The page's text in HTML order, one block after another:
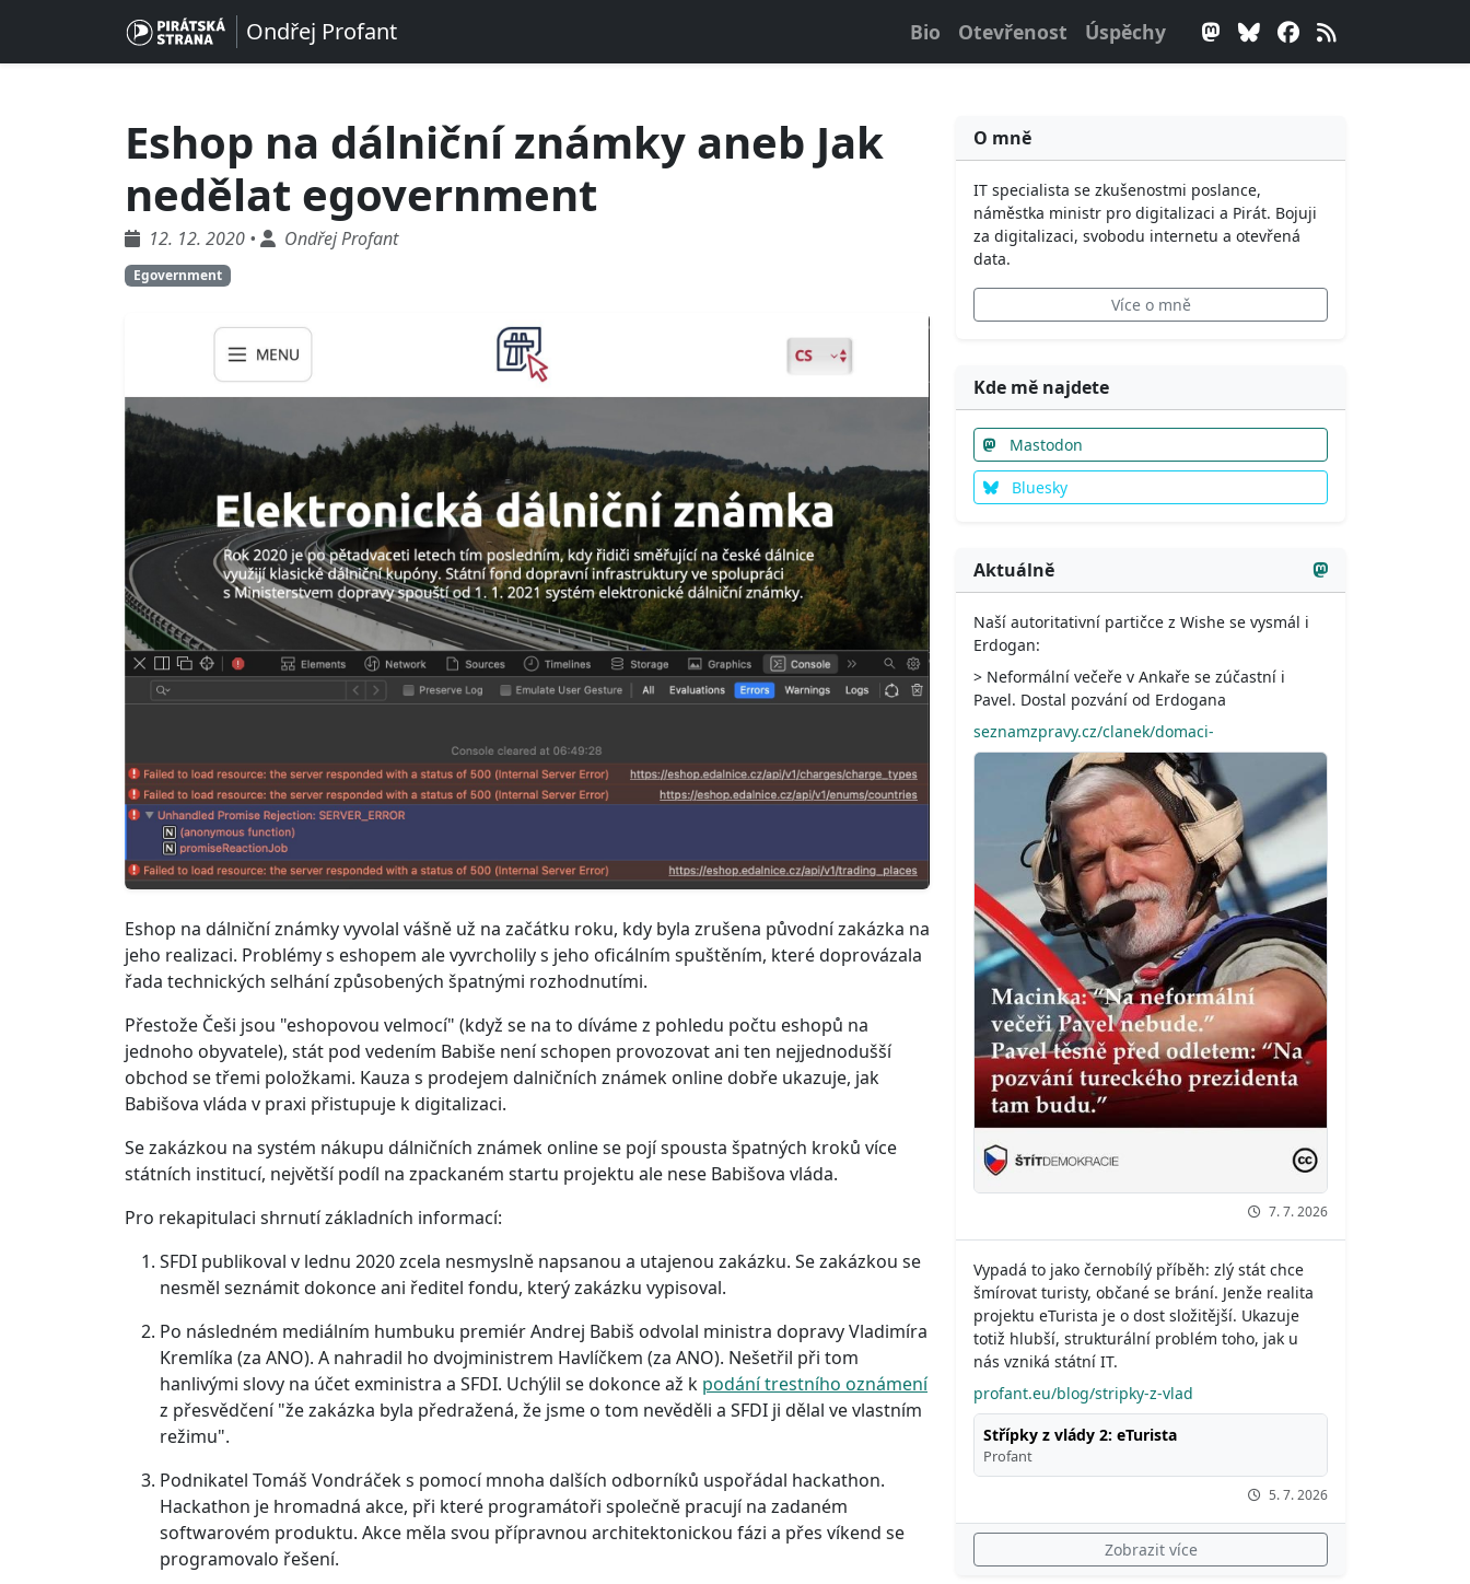
Ondřej Profant Bio Otevřenost Úspěchy
Eshop na dálniční známky aneb Jak
nedělat egovernment
12. 12. 2020 • Ondřej Profant
Egovernment
Eshop na dálniční známky vyvolal vášně už na začátku roku, kdy byla zrušena původní zakázka na
jeho realizaci. Problémy s eshopem ale vyvrcholily s jeho oficálním spuštěním, které doprovázala
řada technických selhání způsobených špatnými rozhodnutími.
Přestože Češi jsou "eshopovou velmocí" (když se na to díváme z pohledu počtu eshopů na
jednoho obyvatele), stát pod vedením Babiše není schopen provozovat ani ten nejjednodušší
obchod se třemi položkami. Kauza s prodejem dalničních známek online dobře ukazuje, jak
Babišova vláda v praxi přistupuje k digitalizaci.
Se zakázkou na systém nákupu dálničních známek online se pojí spousta špatných kroků více
státních institucí, největší podíl na zpackaném startu projektu ale nese Babišova vláda.
Pro rekapitulaci shrnutí základních informací:
SFDI publikoval v lednu 2020 zcela nesmyslně napsanou a utajenou zakázku. Se zakázkou se
nesměl seznámit dokonce ani ředitel fondu, který zakázku vypisoval.
Po následném mediálním humbuku premiér Andrej Babiš odvolal ministra dopravy Vladimíra
Kremlíka (za ANO). A nahradil ho dvojministrem Havlíčkem (za ANO). Nešetřil při tom
hanlivými slovy na účet exministra a SFDI. Uchýlil se dokonce až k podání trestního oznámení
z přesvědčení "že zakázka byla předražená, že jsme o tom nevěděli a SFDI ji dělal ve vlastním
režimu".
Podnikatel Tomáš Vondráček s pomocí mnoha dalších odborníků uspořádal hackathon.
Hackathon je hromadná akce, při které programátoři společně pracují na zadaném
softwarovém produktu. Akce měla svou přípravnou architektonickou fázi a přes víkend se
programovalo řešení.
O mně
IT specialista se zkušenostmi poslance,
náměstka ministr pro digitalizaci a Pirát. Bojuji
za digitalizaci, svobodu internetu a otevřená
data.
Více o mně
Kde mě najdete
Mastodon
Bluesky
Aktuálně
Naší autoritativní partičce z Wishe se vysmál i
Erdogan:
> Neformální večeře v Ankaře se zúčastní i
Pavel. Dostal pozvání od Erdogana
seznamzpravy.cz/clanek/domaci-
7. 7. 2026
Vypadá to jako černobílý příběh: zlý stát chce
šmírovat turisty, občané se brání. Jenže realita
projektu eTurista je o dost složitější. Ukazuje
totiž hlubší, strukturální problém toho, jak u
nás vzniká státní IT.
profant.eu/blog/stripky-z-vlad
Střípky z vlády 2: eTurista
Profant
5. 7. 2026
Zobrazit více